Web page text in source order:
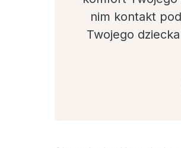
nim kontakt
Twojego